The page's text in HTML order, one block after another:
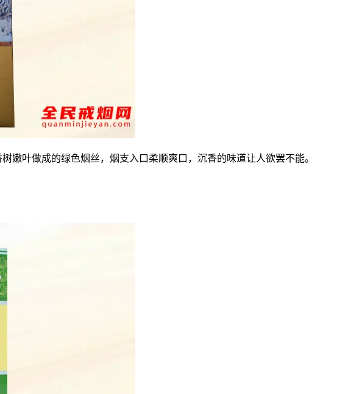
嫩叶做成的绿色烟丝，烟支入口柔顺爽口，沉香的味道让人欲罢不能。